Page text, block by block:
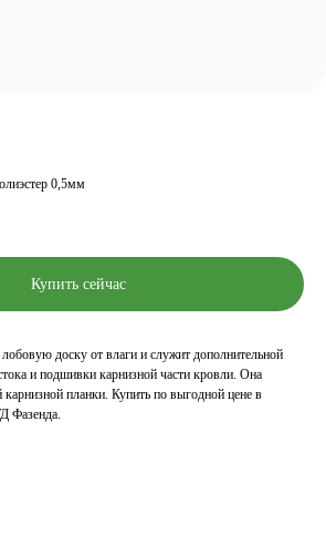
0,5мм
Купить сейчас
доску от влаги и служит дополнительной
и подшивки карнизной части кровли. Она
карнизной планки. Купить по выгодной цене в
Фазенда.